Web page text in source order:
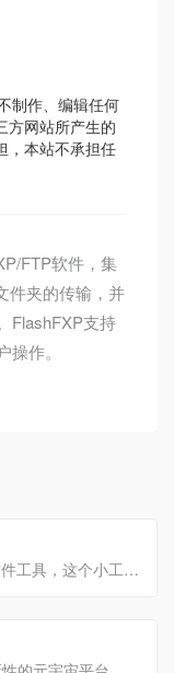
制作、编辑任何
方网站所产生的
，本站不承担任
FTP软件，集
件夹的传输，并
FlashFXP支持
作。
HiBitUninstaller是一个Windows软件工具，这个小工具可以帮助我们把电脑中不需要的软[…]